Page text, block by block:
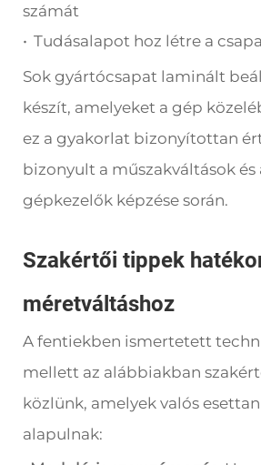
számát
· Tudásalapot hoz létre a
Sok gyártócsapat laminált
készít, amelyeket a gép
ez a gyakorlat bizonyítottan
bizonyult a műszakváltások és
gépkezelők képzése során.
Szakértői tippek
méretváltáshoz
A fentiekben ismertetett
mellett az alábbiakban
közlünk, amelyek valós
alapulnak: